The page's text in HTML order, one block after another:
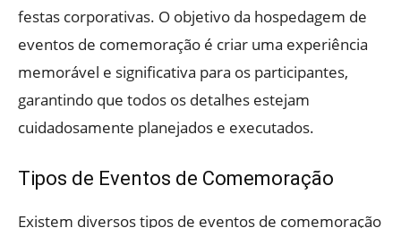
festas corporativas. O objetivo da hospedagem de
eventos de comemoração é criar uma experiência
memorável e significativa para os participantes,
garantindo que todos os detalhes estejam
cuidadosamente planejados e executados.
Tipos de Eventos de Comemoração
Existem diversos tipos de eventos de comemoração